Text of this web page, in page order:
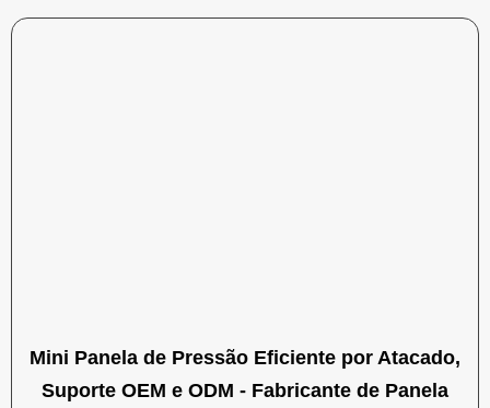
Mini Panela de Pressão Eficiente por Atacado,
Suporte OEM e ODM - Fabricante de Panela